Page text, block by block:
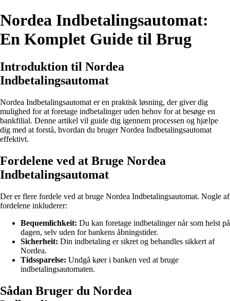
Nordea Indbetalingsautomat:
En Komplet Guide til Brug
Introduktion til Nordea
Indbetalingsautomat
Nordea Indbetalingsautomat er en praktisk løsning, der giver dig
mulighed for at foretage indbetalinger uden behov for at besøge en
bankfilial. Denne artikel vil guide dig igennem processen og hjælpe
dig med at forstå, hvordan du bruger Nordea Indbetalingsautomat
effektivt.
Fordelene ved at Bruge Nordea
Indbetalingsautomat
Der er flere fordele ved at bruge Nordea Indbetalingsautomat. Nogle af
fordelene inkluderer:
Bequemlichkeit: Du kan foretage indbetalinger når som helst på
dagen, selv uden for bankens åbningstider.
Sicherheit: Din indbetaling er sikret og behandles sikkert af
Nordea.
Tidssparelse: Undgå køer i banken ved at bruge
indbetalingsautomaten.
Sådan Bruger du Nordea